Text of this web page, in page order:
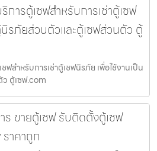
การตู้เซฟสำหรับการเช่าตู้เซฟ
รภัยส่วนตัวและตู้เซฟส่วนตัว ตู้
ฟสำหรับการเช่าตู้เซฟนิรภัย เพื่อใช้งานเป็น
ตู้เซฟ.com
ร ขายตู้เซฟ รับติดตั้งตู้เซฟ
าคาถูก